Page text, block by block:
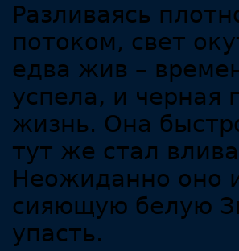
Разливаясь
потоком, свет
едва жив –
успела, и
жизнь. Она
тут же стал
Неожиданно оно
сияющую белую
упасть.